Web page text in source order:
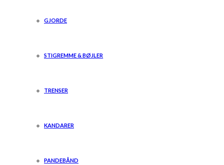
GJORDE
STIGREMME & BØJLER
TRENSER
KANDARER
PANDEBÅND